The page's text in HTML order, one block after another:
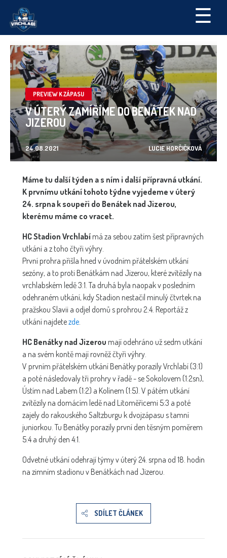
☰
PREVIEW K ZÁPASU
V ÚTERÝ ZAMÍŘÍME DO BENÁTEK NAD
JIZEROU
24.08.2021 LUCIE HORČIČKOVÁ
Máme tu další týden a s ním i další přípravná utkání.
K prvnímu utkání tohoto týdne vyjedeme v úterý
24. srpna k soupeři do Benátek nad Jizerou,
kterému máme co vracet.
HC Stadion Vrchlabí má za sebou zatím šest přípravných
utkání a z toho čtyři výhry.
První prohra přišla hned v úvodním přátelském utkání
sezóny, a to proti Benátkám nad Jizerou, které zvítězily na
vrchlabském ledě 3:1. Ta druhá byla naopak v posledním
odehraném utkání, kdy Stadion nestačil minulý čtvrtek na
pražskou Slavii a odjel domů s prohrou 2:4. Reportáž z
utkání najdetezde.
HC Benátky nad Jizerou mají odehráno už sedm utkání
a na svém kontě mají rovněž čtyři výhry.
V prvním přátelském utkání Benátky porazily Vrchlabí (3:1)
a poté následovaly tři prohry v řadě - se Sokolovem (1:2sn),
Ústím nad Labem (1:2) a Kolínem (1:5). V pátém utkání
zvítězily na domácím ledě nad Litoměřicemi 5:3 a poté
zajely do rakouského Saltzburgu k dvojzápasu s tamní
juniorkou. Tu Benátky porazily první den těsným poměrem
5:4 a druhý den 4:1.
Odvetné utkání odehrají týmy v úterý 24. srpna od 18. hodin
na zimním stadionu v Benátkách nad Jizerou.
SDÍLET ČLÁNEK